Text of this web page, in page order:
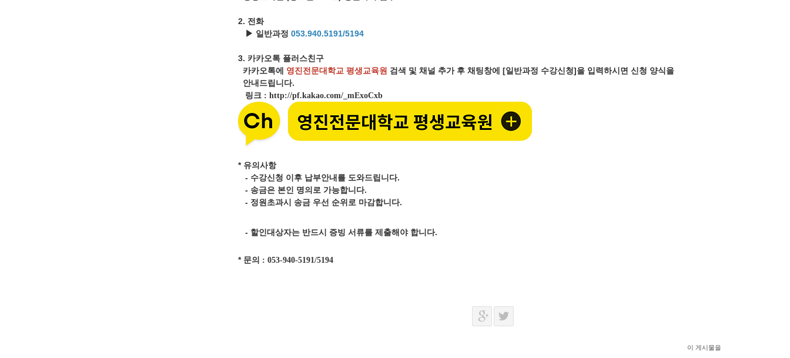
2. 전화
▶ 일반과정 053.940.5191/5194
3. 카카오톡 플러스친구
카카오톡에 영진전문대학교 평생교육원 검색 및 채널 추가 후 채팅창에 [일반과정 수강신청]을 입력하시면 신청 양식을
안내드립니다.
링크 : http://pf.kakao.com/_mExoCxb
* 유의사항
- 수강신청 이후 납부안내를 도와드립니다.
- 송금은 본인 명의로 가능합니다.
- 정원초과시 송금 우선 순위로 마감합니다.
- 할인대상자는 반드시 증빙 서류를 제출해야 합니다.
* 문의 : 053-940-5191/5194
이 게시물을